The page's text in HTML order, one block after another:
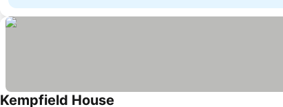
Kempfield House